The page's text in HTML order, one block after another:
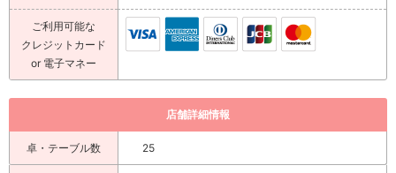
ご利用可能な
クレジットカード
or 電子マネー
店舗詳細情報
卓・テーブル数 25